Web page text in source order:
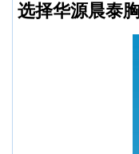
选择华源晨泰